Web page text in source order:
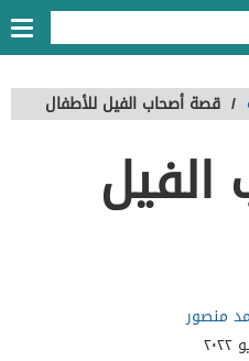
/ قصة أصحاب الفيل للأطفال
منصور